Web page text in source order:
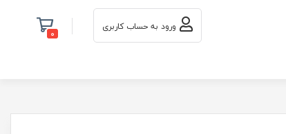
ورود به حساب کاربری 0